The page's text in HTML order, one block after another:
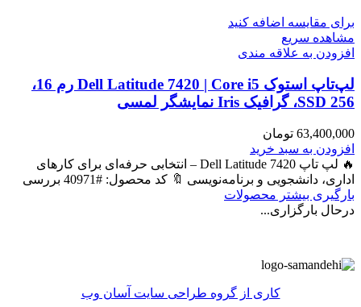
برای مقایسه اضافه کنید
مشاهده سریع
افزودن به علاقه مندی
لپ‌تاپ استوک Dell Latitude 7420 | Core i5 رم 16،
SSD 256، گرافیک Iris نمایشگر لمسی
63,400,000 تومان
افزودن به سبد خرید
🔥 لپ تاپ Dell Latitude 7420 – انتخابی حرفه‌ای برای کارهای
اداری، دانشجویی و برنامه‌نویسی 🔖 کد محصول: #40971 بررسی
بارگیری بیشتر محصولات
درحال بارگزاری...
کاری از گروه طراحی سایت آسان وب